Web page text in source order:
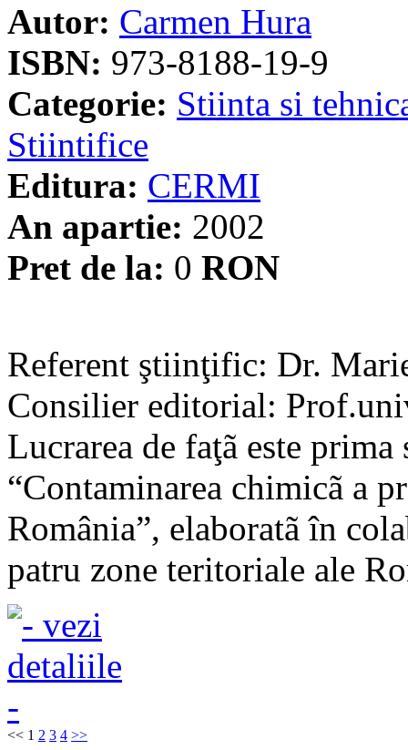
Autor: Carmen Hura
ISBN: 973-8188-19-9
Categorie: Stiinta si
Stiintifice
Editura: CERMI
An apartie: 2002
Pret de la: 0 RON
Referent ştiinţific: Dr.
Consilier editorial:
Lucrarea de faţã este
“Contaminarea chimicã a
România”, elaboratã în
patru zone teritoriale ale
<< 1 2 3 4 >>